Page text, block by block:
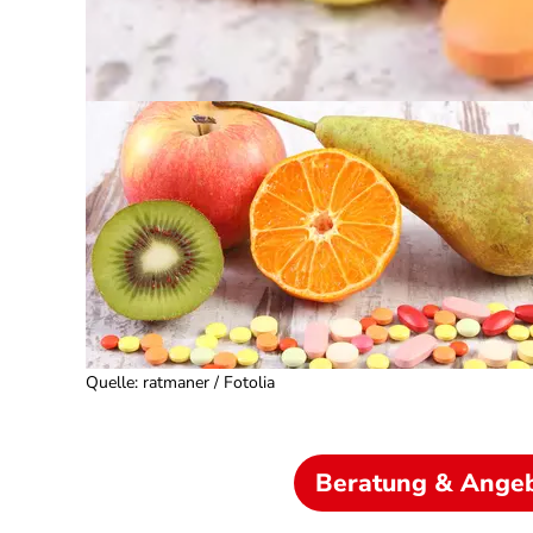
Quelle: ratmaner / Fotolia
Beratung &